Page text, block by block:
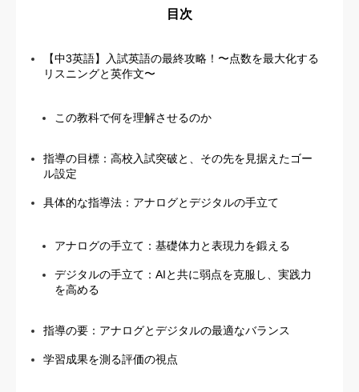
目次
【中3英語】入試英語の最終攻略！〜点数を最大化する
リスニングと英作文〜
この教科で何を理解させるのか
指導の目標：高校入試突破と、その先を見据えたゴー
ル設定
具体的な指導法：アナログとデジタルの手立て
アナログの手立て：基礎体力と表現力を鍛える
デジタルの手立て：AIと共に弱点を克服し、実践力
を高める
指導の要：アナログとデジタルの最適なバランス
学習成果を測る評価の視点